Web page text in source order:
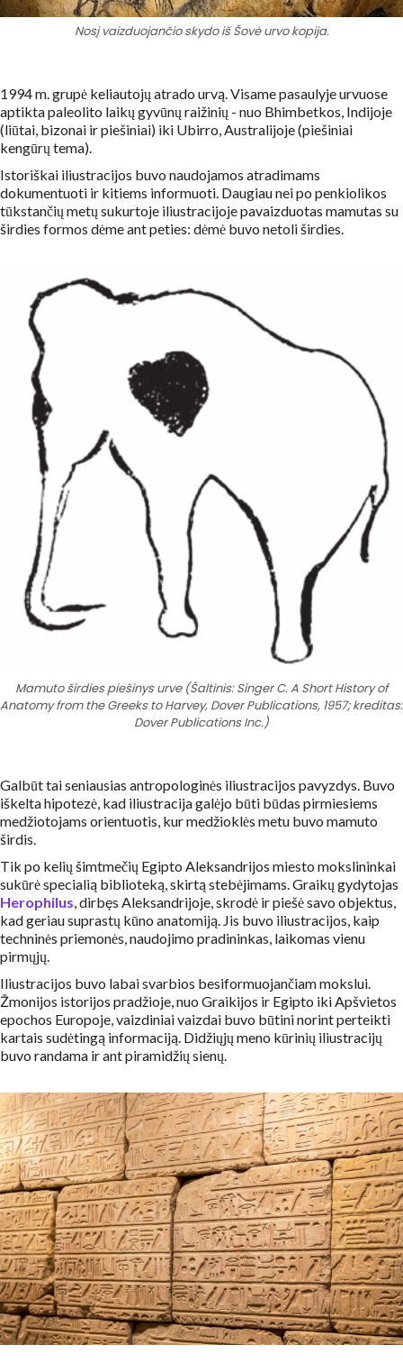
Nosį vaizduojančio skydo iš Šovė urvo kopija.
1994 m. grupė keliautojų atrado urvą. Visame pasaulyje urvuose
aptikta paleolito laikų gyvūnų raižinių - nuo Bhimbetkos, Indijoje
(liūtai, bizonai ir piešiniai) iki Ubirro, Australijoje (piešiniai
kengūrų tema).
Istoriškai iliustracijos buvo naudojamos atradimams
dokumentuoti ir kitiems informuoti. Daugiau nei po penkiolikos
tūkstančių metų sukurtoje iliustracijoje pavaizduotas mamutas su
širdies formos dėme ant peties: dėmė buvo netoli širdies.
Mamuto širdies piešinys urve (Šaltinis: Singer C. A Short History of
Anatomy from the Greeks to Harvey, Dover Publications, 1957; kreditas:
Dover Publications Inc.)
Galbūt tai seniausias antropologinės iliustracijos pavyzdys. Buvo
iškelta hipotezė, kad iliustracija galėjo būti būdas pirmiesiems
medžiotojams orientuotis, kur medžioklės metu buvo mamuto
širdis.
Tik po kelių šimtmečių Egipto Aleksandrijos miesto mokslininkai
sukūrė specialią biblioteką, skirtą stebėjimams. Graikų gydytojas
Herophilus, dirbęs Aleksandrijoje, skrodė ir piešė savo objektus,
kad geriau suprastų kūno anatomiją. Jis buvo iliustracijos, kaip
techninės priemonės, naudojimo pradininkas, laikomas vienu
pirmųjų.
Iliustracijos buvo labai svarbios besiformuojančiam mokslui.
Žmonijos istorijos pradžioje, nuo Graikijos ir Egipto iki Apšvietos
epochos Europoje, vaizdiniai vaizdai buvo būtini norint perteikti
kartais sudėtingą informaciją. Didžiųjų meno kūrinių iliustracijų
buvo randama ir ant piramidžių sienų.